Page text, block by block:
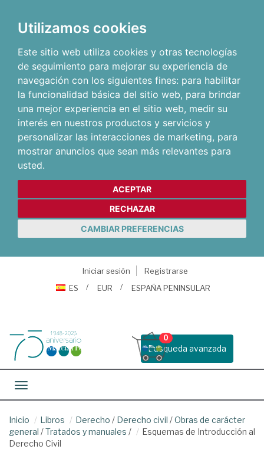
Utilizamos cookies
Este sitio web utiliza cookies y otras tecnologías
de seguimiento para mejorar su experiencia de
navegación con los siguientes fines: para habilitar
la funcionalidad básica del sitio web, para brindar
una mejor experiencia en el sitio web, medir su
interés en nuestros productos y servicios y
personalizar las interacciones de marketing, para
mostrar anuncios que sean más relevantes para
usted.
ACEPTAR
RECHAZAR
CAMBIAR PREFERENCIAS
Iniciar sesión
Registrarse
ES
EUR ESPAÑA PENINSULAR
Busqueda avanzada
0
Toggle navigation
Inicio Libros Derecho / Derecho civil /Obras de carácter
general /Tratados y manuales /
Esquemas de Introducción al
Derecho Civil